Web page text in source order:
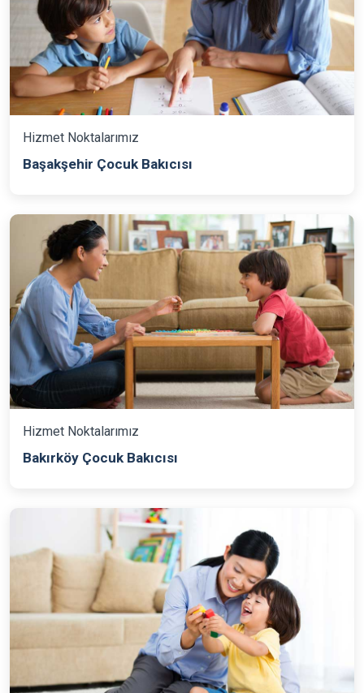
Hizmet Noktalarımız
Başakşehir Çocuk Bakıcısı
Hizmet Noktalarımız
Bakırköy Çocuk Bakıcısı